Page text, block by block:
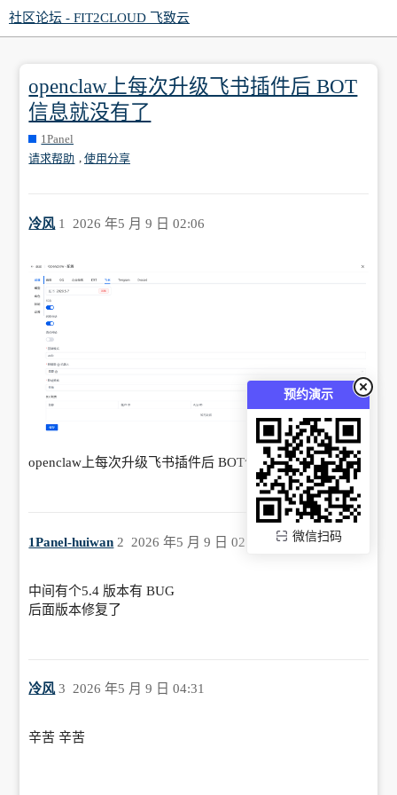
预约演示
微信扫码
社区论坛 - FIT2CLOUD 飞致云
openclaw上每次升级飞书插件后 BOT
信息就没有了
1Panel
请求帮助 , 使用分享
冷风 2026 年5 月 9 日 02:06
1
openclaw上每次升级飞书插件后 BOT信息就没有了
1Panel-huiwan 2026 年5 月 9 日 02:33
2
中间有个5.4 版本有 BUG
后面版本修复了
冷风 2026 年5 月 9 日 04:31
3
辛苦 辛苦